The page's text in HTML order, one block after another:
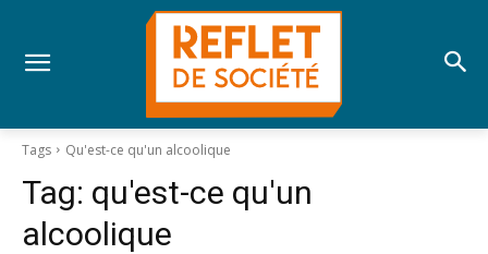
Tags Qu'est-ce qu'un alcoolique
Tag: qu'est-ce qu'un
alcoolique